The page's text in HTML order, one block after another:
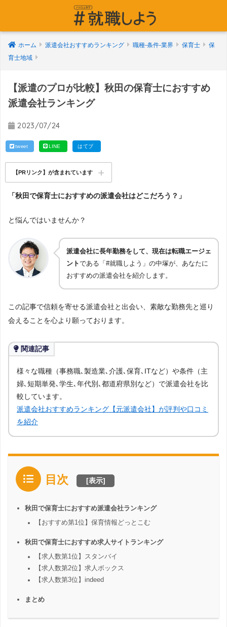
ホーム 派遣会社おすすめランキング 職種-条件-業界 保育士
保
育士地域
【派遣のプロが比較】秋田の保育士におすすめ
派遣会社ランキング
2023/07/24
tweet LINE はてブ
【PRリンク】が含まれています
「秋田で保育士におすすめの派遣会社はどこだろう？」
と悩んではいませんか？
派遣会社に長年勤務をして、現在は転職エージェ
ントである「#就職しよう」の中塚が、あなたに
おすすめの派遣会社を紹介します。
この記事で信頼を寄せる派遣会社と出会い、素敵な勤務先と巡り
会えることを心より願っております。
関連記事
様々な職種（事務職､製造業､介護､保育､ITなど）や条件（主
婦､短期単発､学生､年代別､都道府県別など）で派遣会社を比
較しています。
派遣会社おすすめランキング【元派遣会社】が評判や口コミ
を紹介
目次 [表示]
秋田で保育士におすすめ派遣会社ランキング
【おすすめ第1位】保育情報どっとこむ
秋田で保育士におすすめ求人サイトランキング
【求人数第1位】スタンバイ
【求人数第2位】求人ボックス
【求人数第3位】indeed
まとめ